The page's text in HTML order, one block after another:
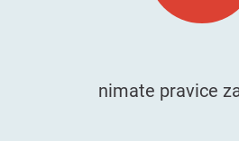
nimate pravice